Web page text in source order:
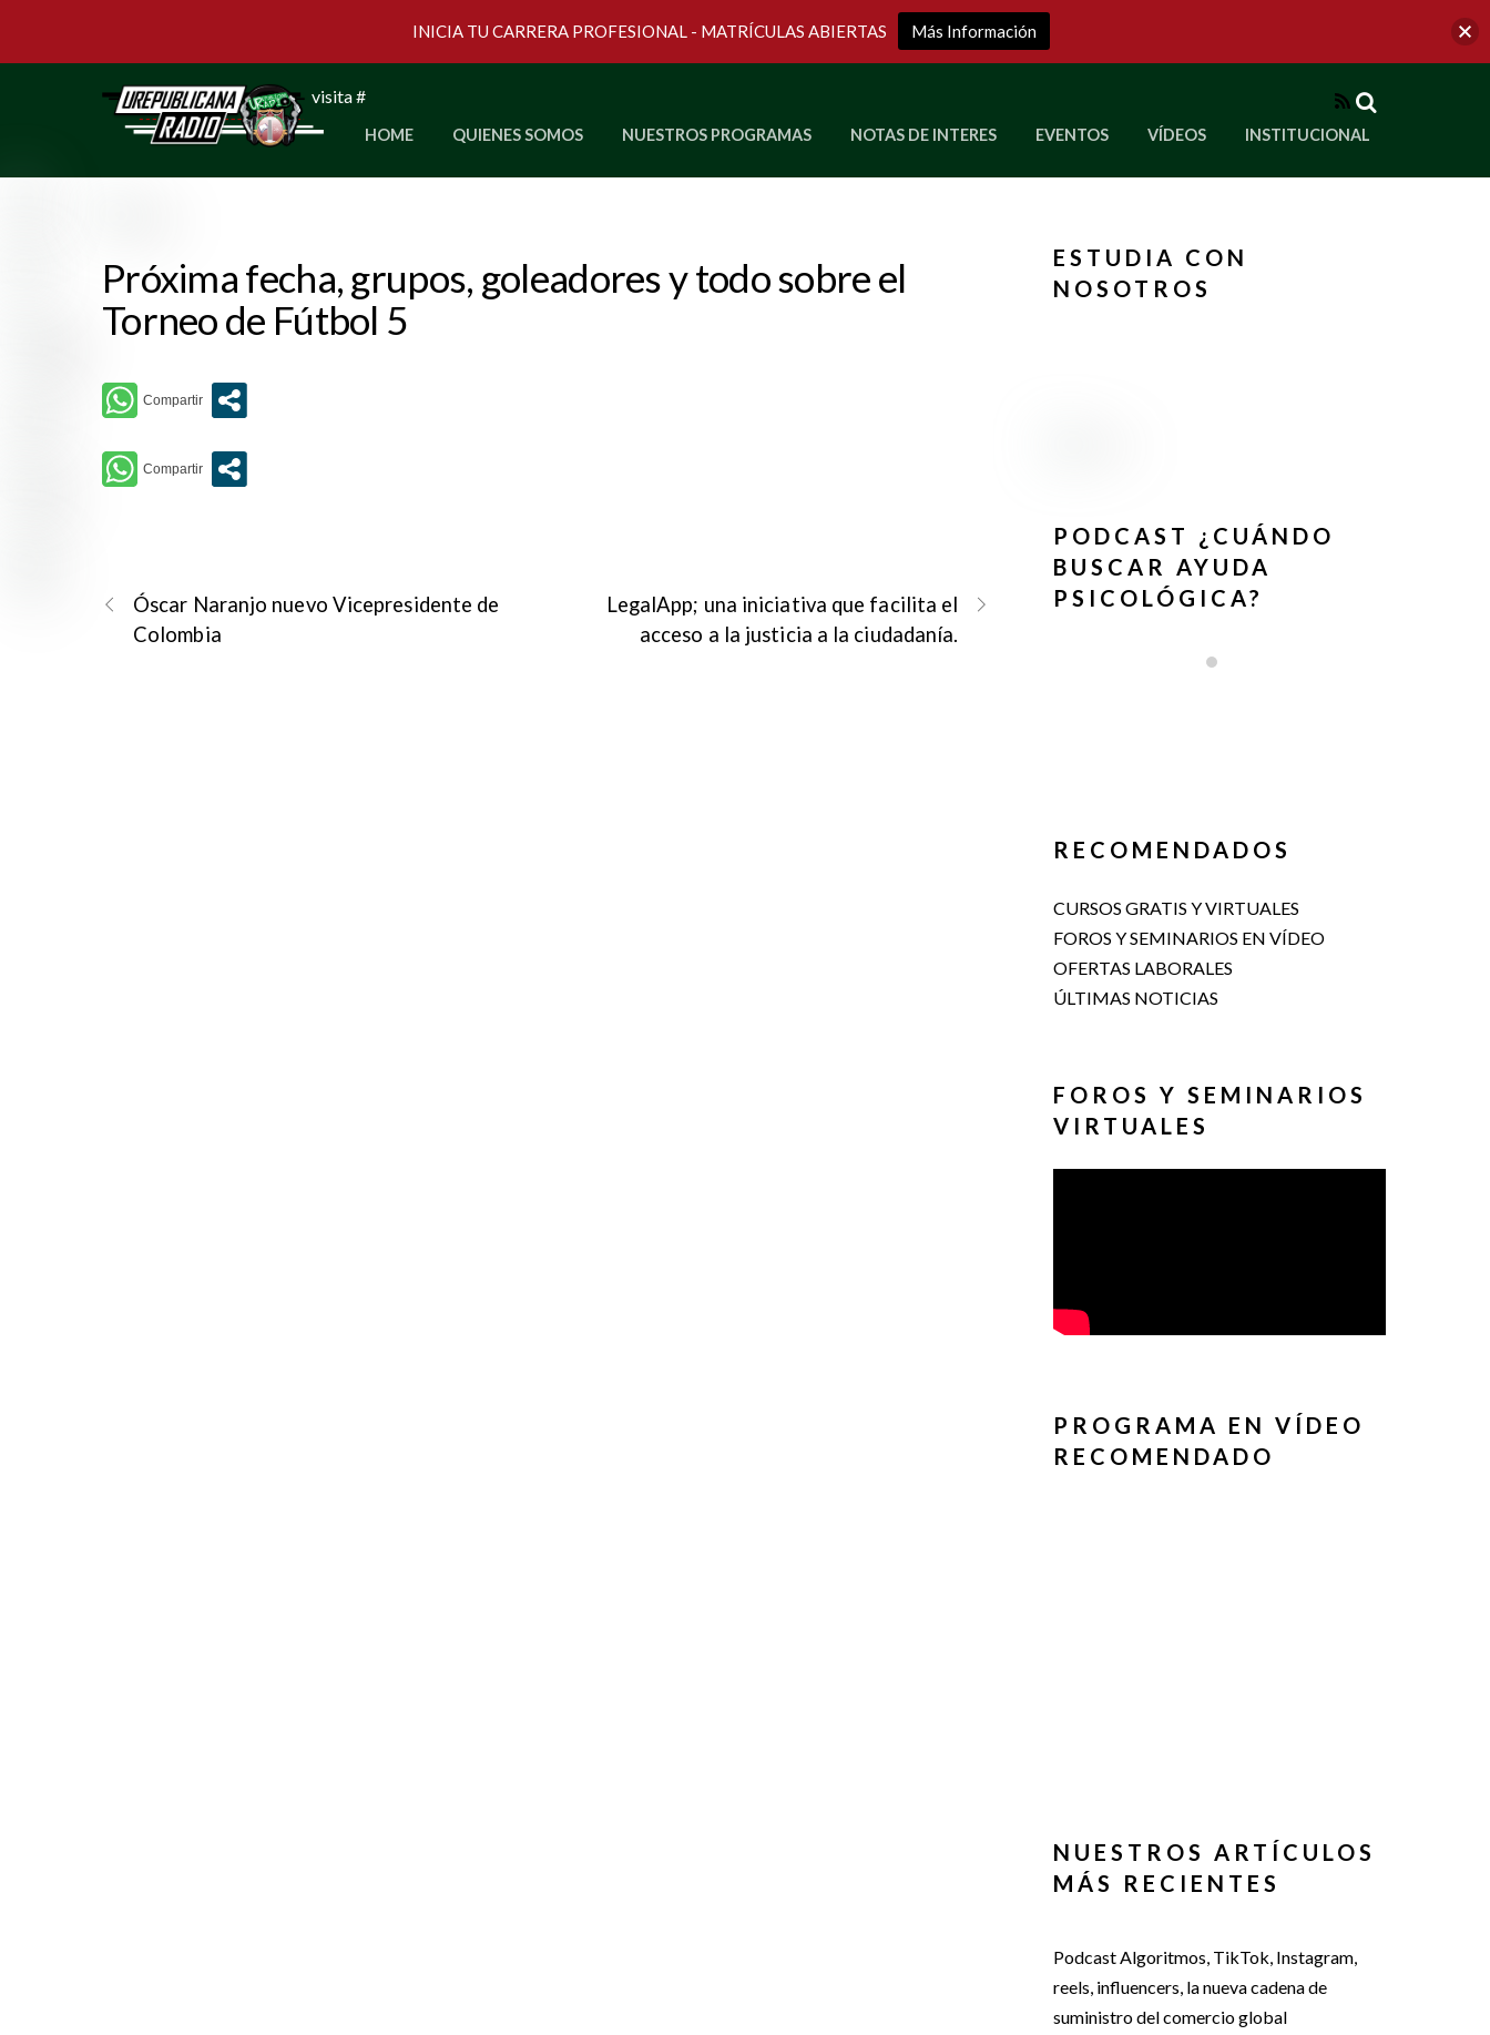
visita # RSS
HOME QUIENES SOMOS NUESTROS PROGRAMAS NOTAS DE INTERES EVENTOS VÍDEOS INSTITUCIONAL
Próxima fecha, grupos, goleadores y todo sobre el
Torneo de Fútbol 5
Óscar Naranjo nuevo Vicepresidente de
Colombia
LegalApp; una iniciativa que facilita el
acceso a la justicia a la ciudadanía.
ESTUDIA CON
NOSOTROS
PODCAST ¿CUÁNDO
BUSCAR AYUDA
PSICOLÓGICA?
RECOMENDADOS
CURSOS GRATIS Y VIRTUALES
FOROS Y SEMINARIOS EN VÍDEO
OFERTAS LABORALES
ÚLTIMAS NOTICIAS
FOROS Y SEMINARIOS
VIRTUALES
PROGRAMA EN VÍDEO
RECOMENDADO
NUESTROS ARTÍCULOS
MÁS RECIENTES
Podcast Algoritmos, TikTok, Instagram,
reels, influencers, la nueva cadena de
suministro del comercio global
INICIA TU CARRERA PROFESIONAL - MATRÍCULAS ABIERTAS Más Información